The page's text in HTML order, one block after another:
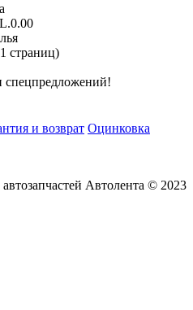
страниц)
спецпредложений!
и возврат Оцинковка
Автолента © 2023